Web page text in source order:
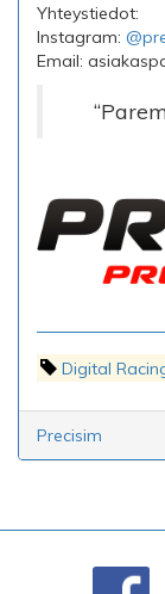
Yhteystiedot:
Instagram:
Email:
Digital
Precisim